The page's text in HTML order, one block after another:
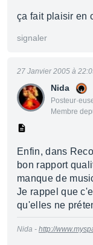
ça fait plaisir en
signaler
Nida
Membre
27 Janvier 2005 à
Enfin, dans
bon rapport
manque de
Je rappel que
qu'elles ne
Nida - http://